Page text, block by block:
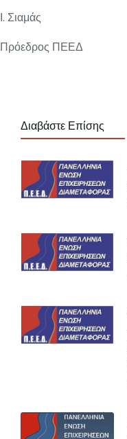
Ι. Σιαμάς
Πρόεδρος ΠΕΕΔ
Διαβάστε Επίσης